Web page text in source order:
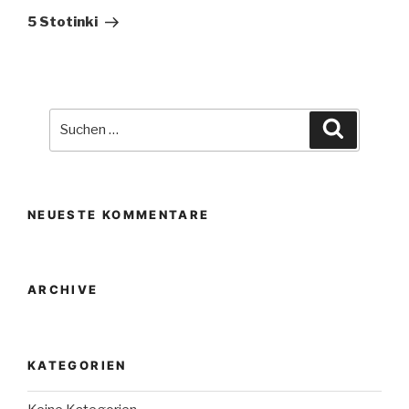
Beitrag
5 Stotinki
NEUESTE KOMMENTARE
ARCHIVE
KATEGORIEN